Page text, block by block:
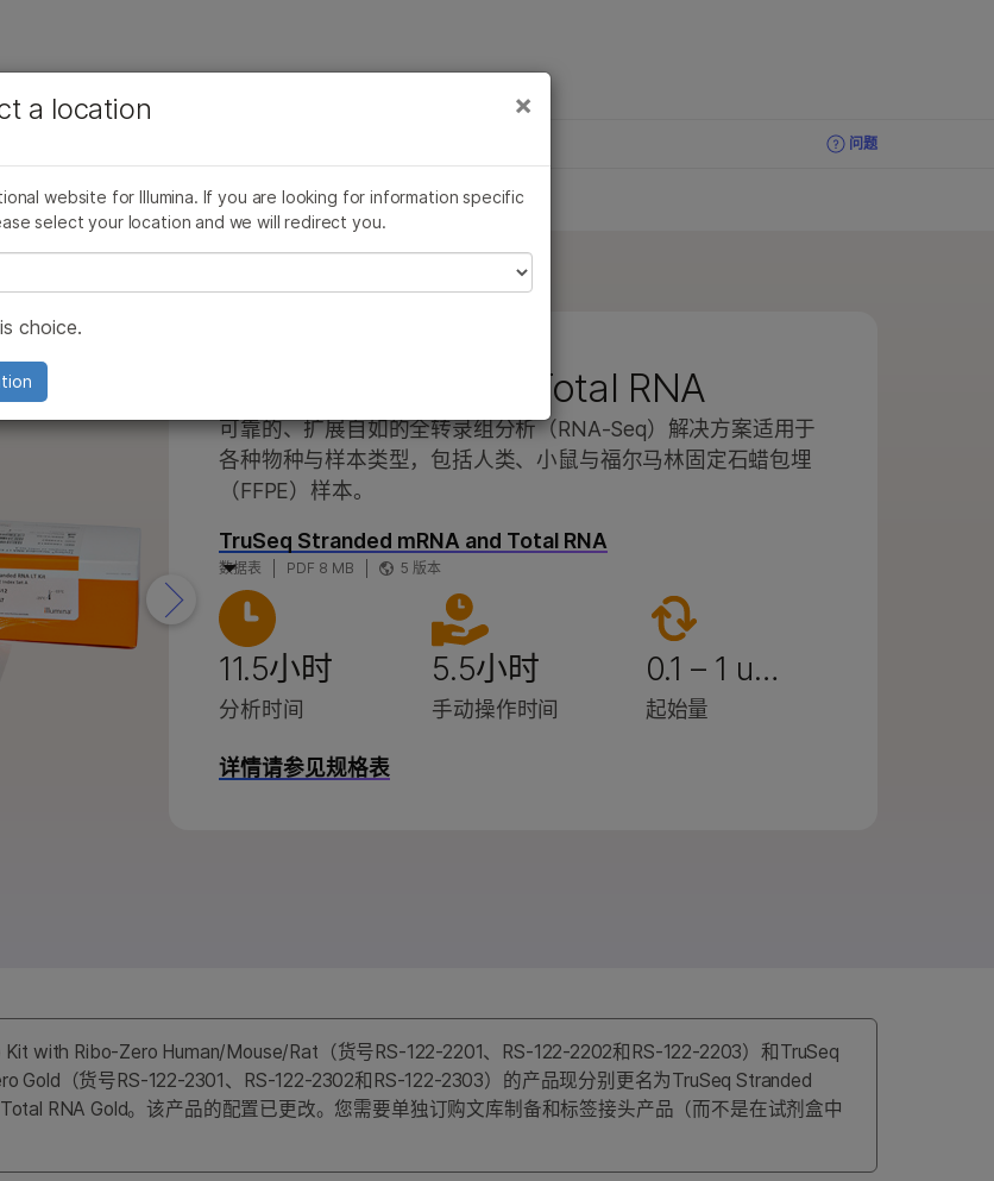
Illumina
500产品家族
产品系列
Prep
解决方案
蛋白组学
浏览所有产品
问题
产品
for Illumina
Oncology 500产品家族
Oncology产品系列
panel
DNA Prep
芯片
5-碱基解决方案
Spatial
SOMAmer蛋白组学
问题
Total RNA
TruSeq Stranded Total RNA
可靠的、扩展自如的全转录组分析（RNA-Seq）解决方案适用于
各种物种与样本类型，包括人类、小鼠与福尔马林固定石蜡包埋
（FFPE）样本。
TruSeq Stranded mRNA and Total RNA
数据表 PDF 8 MB 5 版本
11.5小时
分析时间
5.5小时
手动操作时间
0.1 – 1 u…
起始量
详情请参见规格表
with Ribo-Zero Human/Mouse/Rat（货号RS-122-2201、RS-122-2202和RS-122-2203）和TruSeq
Gold（货号RS-122-2301、RS-122-2302和RS-122-2303）的产品现分别更名为TruSeq Stranded
RNA Gold。该产品的配置已更改。您需要单独订购文库制备和标签接头产品（而不是在试剂盒中
×
组学
生殖健康
遗传病和罕见病
×
a location
website for Illumina. If you are looking for information specific
select your location and we will redirect you.
location
choice.